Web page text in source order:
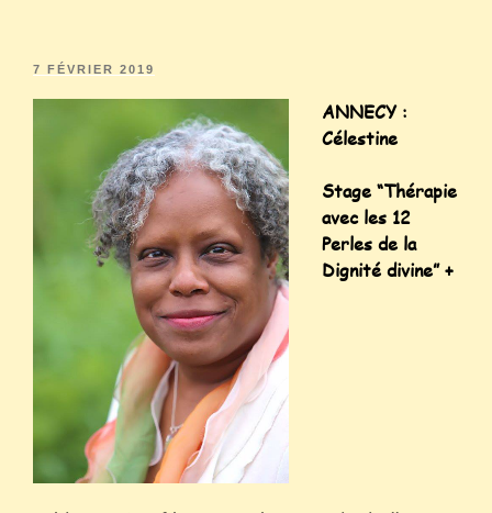
7 FÉVRIER 2019
ANNECY :
Célestine
Stage “Thérapie
avec les 12
Perles de la
Dignité divine” +